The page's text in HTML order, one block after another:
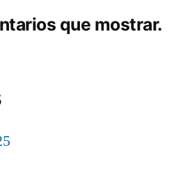
que mostrar.